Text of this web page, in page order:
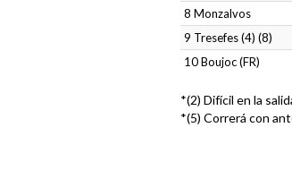
8 Monzalvos
9 Tresefes (4) (8)
10 Boujoc (FR)
*(2) Difícil en la
*(5) Correrá con